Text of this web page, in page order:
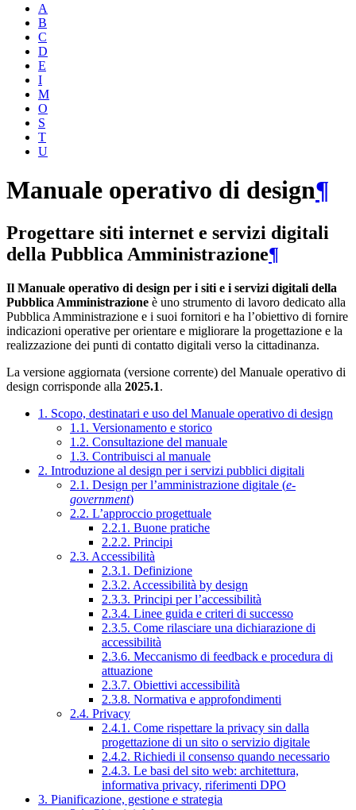
A
B
C
D
E
I
M
O
S
T
U
Manuale operativo di design¶
Progettare siti internet e servizi digitali
della Pubblica Amministrazione¶
Il Manuale operativo di design per i siti e i servizi digitali della
Pubblica Amministrazione è uno strumento di lavoro dedicato alla
Pubblica Amministrazione e i suoi fornitori e ha l’obiettivo di fornire
indicazioni operative per orientare e migliorare la progettazione e la
realizzazione dei punti di contatto digitali verso la cittadinanza.
La versione aggiornata (versione corrente) del Manuale operativo di
design corrisponde alla 2025.1.
1. Scopo, destinatari e uso del Manuale operativo di design
1.1. Versionamento e storico
1.2. Consultazione del manuale
1.3. Contribuisci al manuale
2. Introduzione al design per i servizi pubblici digitali
2.1. Design per l’amministrazione digitale (e-
government)
2.2. L’approccio progettuale
2.2.1. Buone pratiche
2.2.2. Principi
2.3. Accessibilità
2.3.1. Definizione
2.3.2. Accessibilità by design
2.3.3. Principi per l’accessibilità
2.3.4. Linee guida e criteri di successo
2.3.5. Come rilasciare una dichiarazione di
accessibilità
2.3.6. Meccanismo di feedback e procedura di
attuazione
2.3.7. Obiettivi accessibilità
2.3.8. Normativa e approfondimenti
2.4. Privacy
2.4.1. Come rispettare la privacy sin dalla
progettazione di un sito o servizio digitale
2.4.2. Richiedi il consenso quando necessario
2.4.3. Le basi del sito web: architettura,
informativa privacy, riferimenti DPO
3. Pianificazione, gestione e strategia